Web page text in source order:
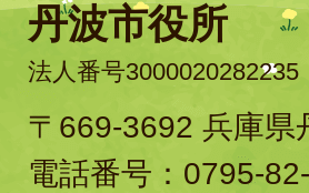
丹波市役所
法人番号3000020282235
〒669-3692 兵庫県
電話番号： 0795-